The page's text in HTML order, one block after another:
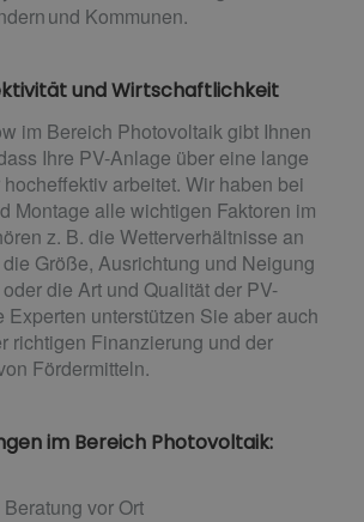
und Kommunen.
und Wirtschaftlichkeit
im Bereich Photovoltaik gibt Ihnen
Ihre PV-Anlage über eine lange
arbeitet. Wir haben bei
Montage alle wichtigen Faktoren im
z. B. die Wetterverhältnisse an
Größe, Ausrichtung und Neigung
die Art und Qualität der PV-
Experten unterstützen Sie aber auch
richtigen Finanzierung und der
Fördermitteln.
im Bereich Photovoltaik:
vor Ort